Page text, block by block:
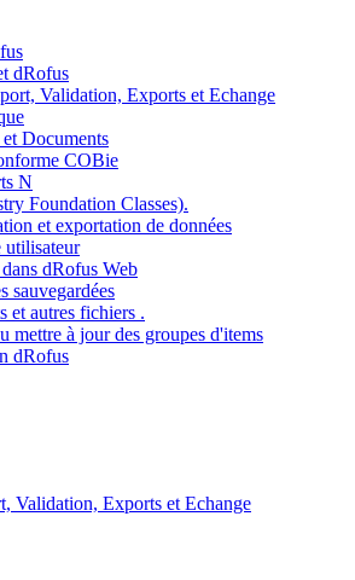
dRofus
Validation, Exports et Echange
et Documents
COBie
N
Foundation Classes).
et exportation de données
utilisateur
dRofus Web
sauvegardées
et autres fichiers .
mettre à jour des groupes d'items
dRofus
Validation, Exports et Echange